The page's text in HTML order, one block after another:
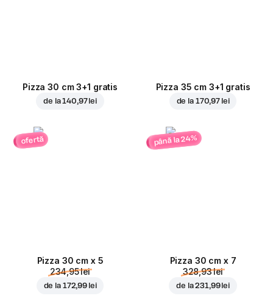
Pizza 30 cm 3+1 gratis
de la140,97 lei
Pizza 35 cm 3+1 gratis
de la 170,97 lei
ofertă
Pizza 30 cm x 5
234,95 lei
de la 172,99 lei
până la 24%
Pizza 30 cm x 7
328,93 lei
de la231,99 lei